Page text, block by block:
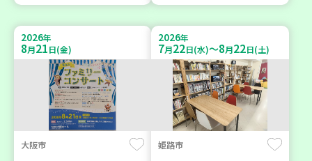
2026年
8月21日(金)
大阪市
2026年
7月22日(水)～8月22日(土)
姫路市